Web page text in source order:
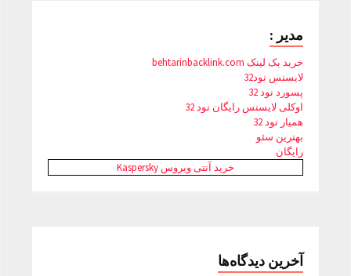
مدیر :
خرید بک لینک behtarinbacklink.com
لایسنس نود32
پسورد نود 32
اوکلی لایسنس رایگان نود 32
همیار نود 32
بهترین سئو
رایگان
خرید آنتی ویروس Kaspersky
آخرین دیدگاه‌ها